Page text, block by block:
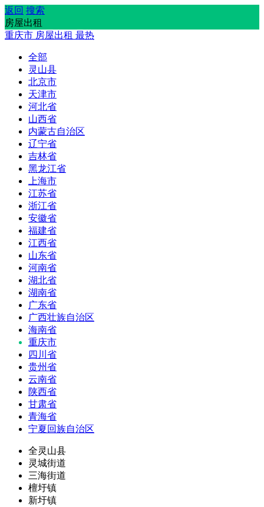
返回 搜索
房屋出租
重庆市 房屋出租 最热
全部
灵山县
北京市
天津市
河北省
山西省
内蒙古自治区
辽宁省
吉林省
黑龙江省
上海市
江苏省
浙江省
安徽省
福建省
江西省
山东省
河南省
湖北省
湖南省
广东省
广西壮族自治区
海南省
重庆市
四川省
贵州省
云南省
陕西省
甘肃省
青海省
宁夏回族自治区
全灵山县
灵城街道
三海街道
檀圩镇
新圩镇